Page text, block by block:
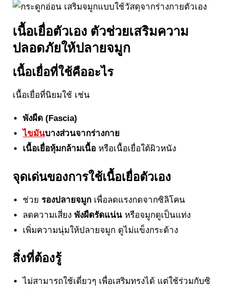
เนื้อเยื่อตัวเอง ตัวช่วยเสริมความ
ปลอดภัยให้ปลายจมูก
เนื้อเยื่อที่ใช้คืออะไร
เนื้อเยื่อที่นิยมใช้ เช่น
พังผืด (Fascia)
ไขมันบางส่วนจากร่างกาย
เนื้อเยื่อหุ้มกล้ามเนื้อ หรือเนื้อเยื่อใต้ผิวหนัง
จุดเด่นของการใช้เนื้อเยื่อตัวเอง
ช่วย รองปลายจมูก เพื่อลดแรงกดจากซิลิโคน
ลดความเสี่ยงพังผืดรัดแน่น หรือจมูกดูเป็นแท่ง
เพิ่มความนุ่มให้ปลายจมูก ดูไม่แข็งกระด้าง
สิ่งที่ต้องรู้
ไม่สามารถใช้เดี่ยวๆ เพื่อเสริมทรงได้ แต่ใช้ร่วมกับซิ